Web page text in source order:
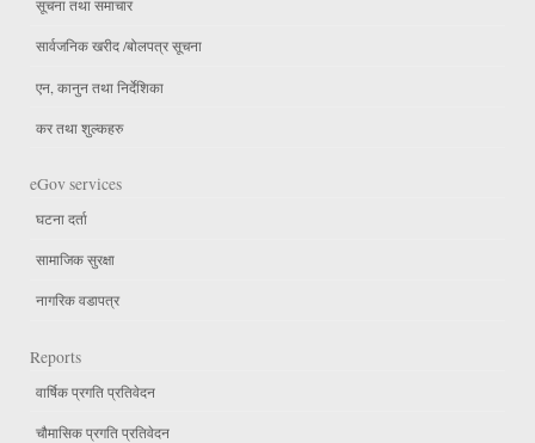
सूचना तथा समाचार
सार्वजनिक खरीद /बोलपत्र सूचना
एन, कानुन तथा निर्देशिका
कर तथा शुल्कहरु
eGov services
घटना दर्ता
सामाजिक सुरक्षा
नागरिक वडापत्र
Reports
वार्षिक प्रगति प्रतिवेदन
चौमासिक प्रगति प्रतिवेदन